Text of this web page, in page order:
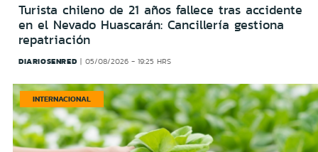
Turista chileno de 21 años fallece tras accidente
en el Nevado Huascarán: Cancillería gestiona
repatriación
DIARIOSENRED 05/08/2026 - 19:25 HRS
INTERNACIONAL